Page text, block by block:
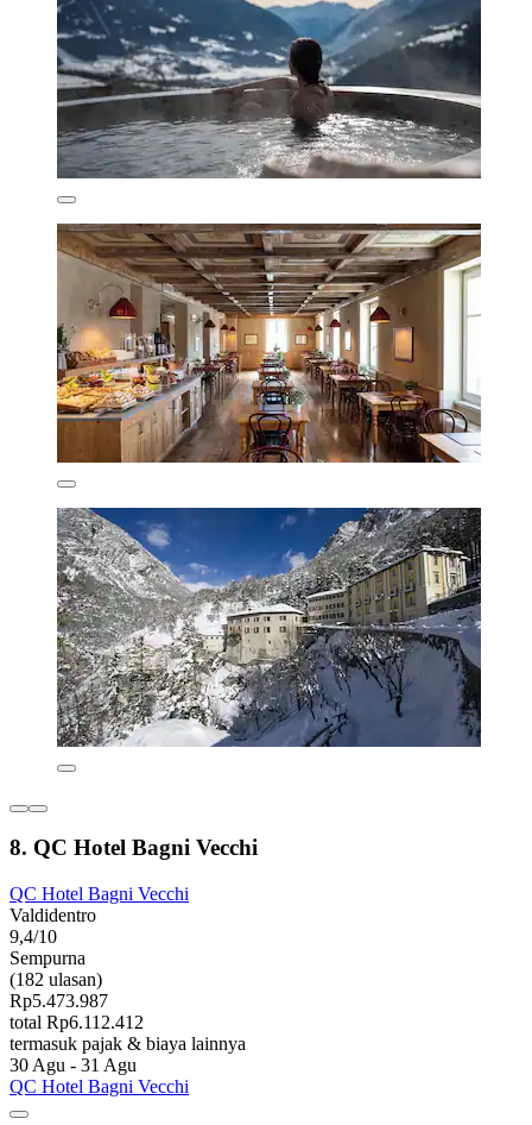
8. QC Hotel Bagni Vecchi
QC Hotel Bagni Vecchi
Valdidentro
9,4/10
Sempurna
(182 ulasan)
Rp5.473.987
total Rp6.112.412
termasuk pajak & biaya lainnya
30 Agu - 31 Agu
QC Hotel Bagni Vecchi